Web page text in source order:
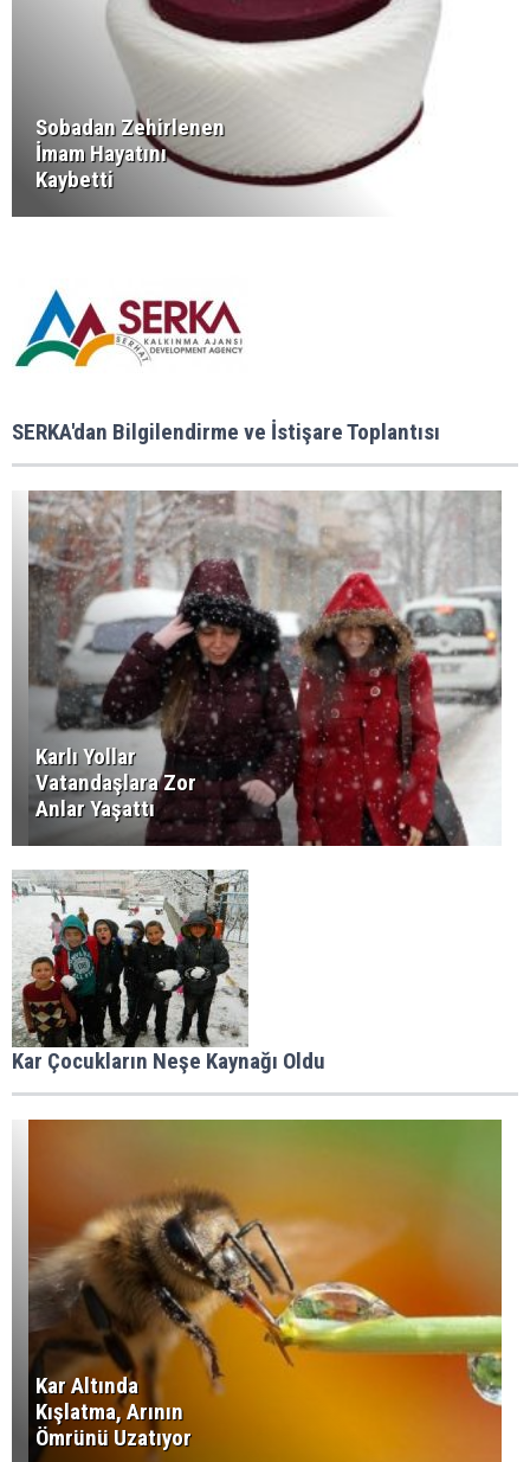
Sobadan Zehirlenen
İmam Hayatını
Kaybetti
SERKA'dan Bilgilendirme ve İstişare Toplantısı
Karlı Yollar
Vatandaşlara Zor
Anlar Yaşattı
Kar Çocukların Neşe Kaynağı Oldu
Kar Altında
Kışlatma, Arının
Ömrünü Uzatıyor